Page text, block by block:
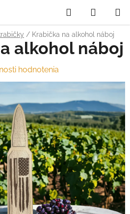
Hľadať
KOŠÍK
/ Krabička na alkohol náboj
alkohol náboj
hodnotenia